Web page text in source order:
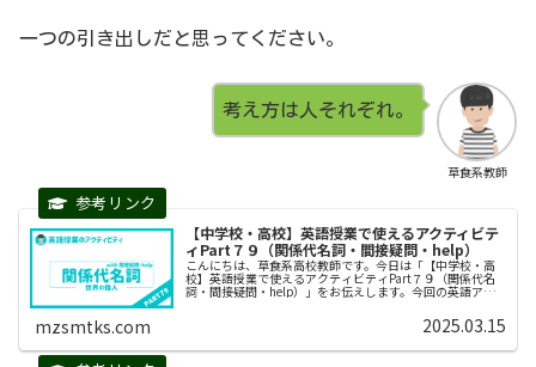
一つの引き出しだと思ってください。
草食系教師
考え方は人それぞれ。
【中学校・高校】英語授業で使えるアクティビテ
ィPart７９（関係代名詞・間接疑問・help）
こんにちは、草食系高校教師です。今日は「【中学校・高
校】英語授業で使えるアクティビティPart７９（関係代名
詞・間接疑問・help）」をお伝えします。今回の英語アク
mzsmtks.com 2025.03.15